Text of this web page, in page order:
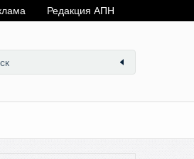
Редакция АПН